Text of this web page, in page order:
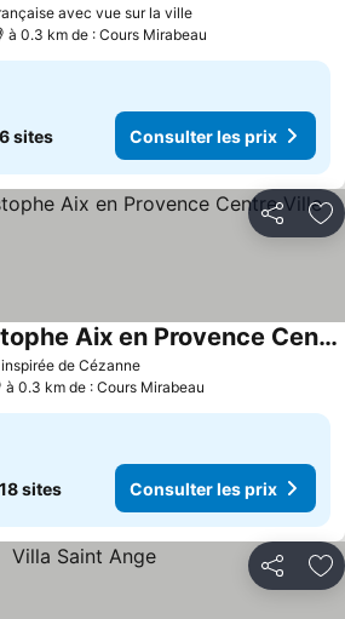
avec vue sur la ville
à 0.3 km de : Cours Mirabeau
6 sites Consulter les prix
Partager
de Cézanne
Hôtel Saint Christophe Aix en Provence Centre Ville
à 0.3 km de : Cours Mirabeau
18 sites Consulter les prix
Partager